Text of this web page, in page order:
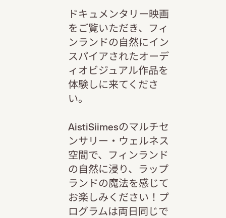
ドキュメンタリー映画
をご覧いただき、フィ
ンランドの自然にイン
スパイアされたオーデ
ィオビジュアル作品を
体験しに来てくださ
い。
AistiSiimesのマルチセ
ンサリー・ウェルネス
空間で、フィンランド
の自然に浸り、ラップ
ランドの魔法を感じて
お楽しみください！プ
ログラムは両日同じで